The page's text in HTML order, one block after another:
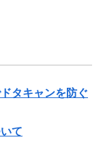
タキャンを防ぐ
て